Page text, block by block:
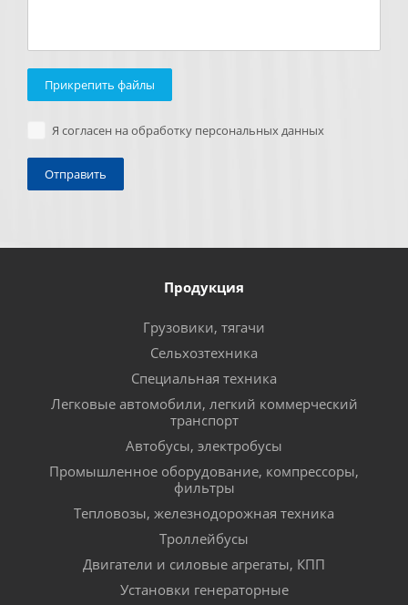
Прикрепить файлы
Я согласен на обработку персональных данных
Продукция
Грузовики, тягачи
Сельхозтехника
Специальная техника
Легковые автомобили, легкий коммерческий
транспорт
Автобусы, электробусы
Промышленное оборудование, компрессоры,
фильтры
Тепловозы, железнодорожная техника
Троллейбусы
Двигатели и силовые агрегаты, КПП
Установки генераторные